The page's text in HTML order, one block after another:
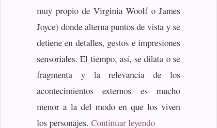
muy propio de Virginia Woolf o James
Joyce) donde alterna puntos de vista y se
detiene en detalles, gestos e impresiones
sensoriales. El tiempo, así, se dilata o se
fragmenta y la relevancia de los
acontecimientos externos es mucho
menor a la del modo en que los viven
los personajes. Continuar leyendo«Mansfield,